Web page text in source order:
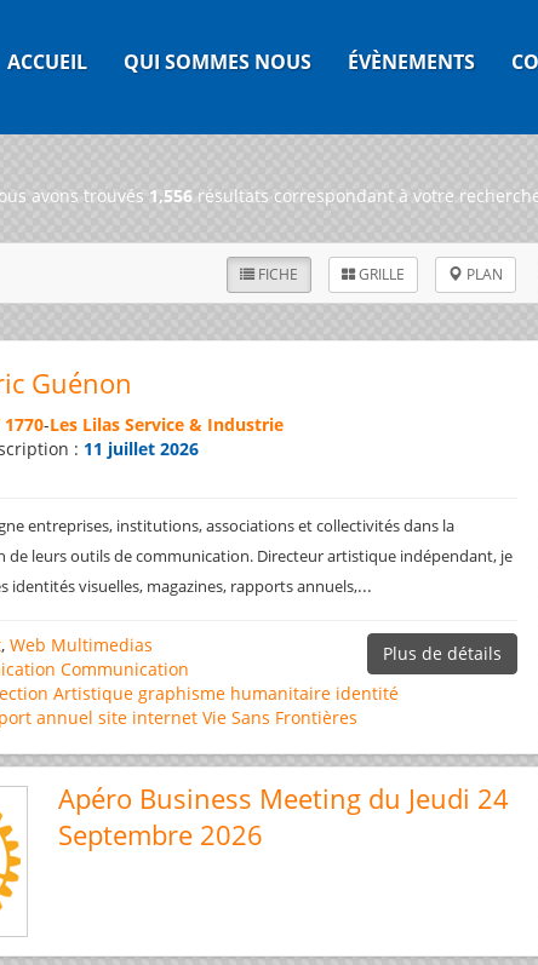
ACCUEIL QUI SOMMES NOUS ÉVÈNEMENTS
avons trouvés 1,556 résultats correspondant à votre
FICHE GRILLE PLAN
Guénon
1770-Les Lilas Service & Industrie
: 11 juillet 2026
entreprises, institutions, associations et collectivités dans la
de leurs outils de communication. Directeur artistique indépendant, je
identités visuelles, magazines, rapports annuels,...
Plus de détails
, Web Multimedias
Communication
Artistique graphisme humanitaire identité
annuel site internet Vie Sans Frontières
Apéro Business Meeting du Jeudi 24
Septembre 2026